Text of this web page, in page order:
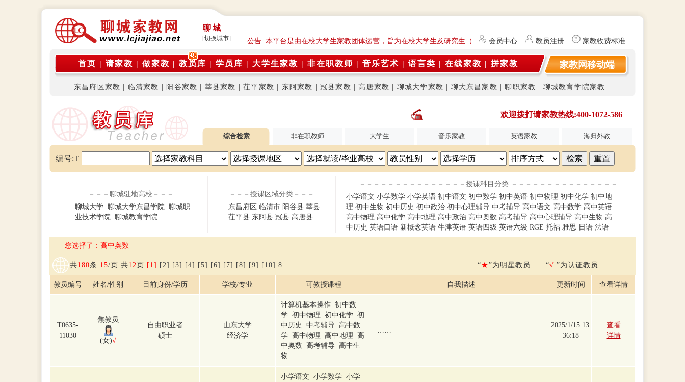
聊城
[切换城市] 公告: 本平台是由在校大学生家教团体运营，旨为在校大学生及研究生（持有教师资格证）提供勤工俭学、社会实践兼职信息的服务平台
会员中心 教员注册 家教收费标准
首页 | 请家教 | 做家教 | 教员库 | 学员库 | 大学生家教 | 非在职教师 | 音乐艺术 | 语言类 | 在线家教 | 拼家教 家教网移动端
东昌府区家教 临清家教 阳谷家教 莘县家教 |茌平家教 东阿家教 冠县家教 高唐家教 聊城大学家教 聊大东昌家教 |聊职家教 聊城教育学院家教
欢迎拨打请家教热线:400-1072-586
综合检索 非在职教师 大学生 音乐家教 英语家教 海归外教
编号:T
－－－聊城驻地高校－－－
聊城大学 聊城大学东昌学院 聊城职
业技术学院 聊城教育学院
－－－授课区域分类－－－
东昌府区 临清市 阳谷县 莘县
茌平县 东阿县 冠县 高唐县
－－－－－－－－－－－－－－－授课科目分类 －－－－－－－－－－－－－－－
小学语文 小学数学 小学英语 初中语文 初中数学 初中英语 初中物理 初中化学 初中地
理 初中生物 初中历史 初中政治 初中心理辅导 中考辅导 高中语文 高中数学 高中英语
高中物理 高中化学 高中地理 高中政治 高中奥数 高考辅导 高中心理辅导 高中生物 高
中历史 英语口语 新概念英语 牛津英语 英语四级 英语六级 RGE 托福 雅思 日语 法语
您选择了：高中奥数
共180条 15/页 共12页 [1] [2] [3] [4] [5] [6] [7] [8] [9] [10] 8: “★”为明星教员 “√ ”为认证教员
教员编号 姓名/性别 目前身份/学历 学校/专业 可教授课程 自我描述 更新时间 查看详情
T0635-
11030
焦教员
(女)√
自由职业者
硕士
山东大学
经济学
计算机基本操作 初中数
学 初中物理 初中化学 初
中历史 中考辅导 高中数
学 高中物理 高中地理 高
中奥数 高考辅导 高中生
物
……
2025/1/15 13:
36:18
查看
详情
小学语文 小学数学 小学